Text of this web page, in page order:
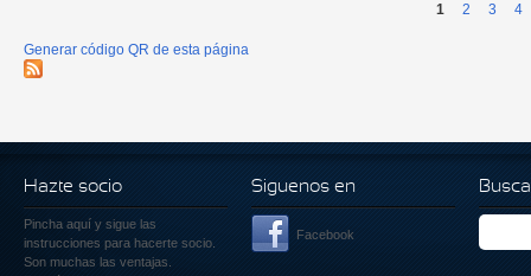
1 2 3 4
Generar código QR de esta página
Hazte socio
Pincha aquí y sigue las
instrucciones para hacerte socio.
Son muchas las ventajas.
Siguenos en
Facebook